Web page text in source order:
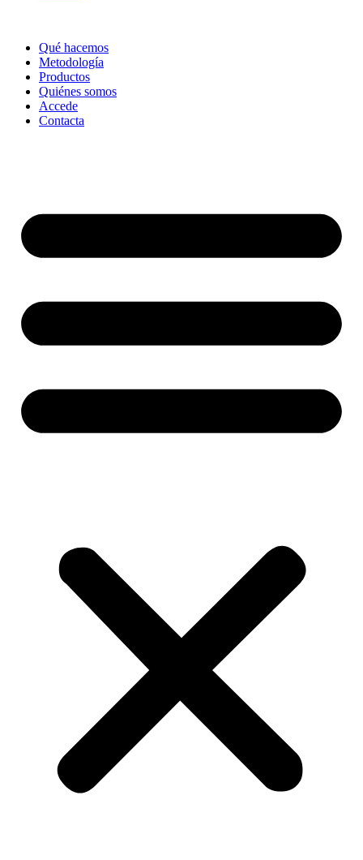
Qué hacemos
Metodología
Productos
Quiénes somos
Accede
Contacta